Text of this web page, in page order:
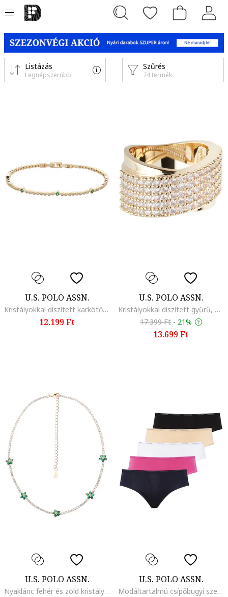
Szűrés
74 termék
Listázás
Legnépszerűbb
U.S. POLO ASSN.
Kristályokkal díszített karkötő, Aranyszín/Vízzöld
12.199 Ft
U.S. POLO ASSN.
Kristályokkal díszített gyűrű, Aranyszín/Átlátszó
17.399 Ft - 21%
13.699 Ft
U.S. POLO ASSN.
Nyaklánc fehér és zöld kristályokkal díszítve, Zöld/Aranyszín
U.S. POLO ASSN.
Modáltartalmú csípőbugyi szett - 5 db, Fehér/Fekete/Fukszia